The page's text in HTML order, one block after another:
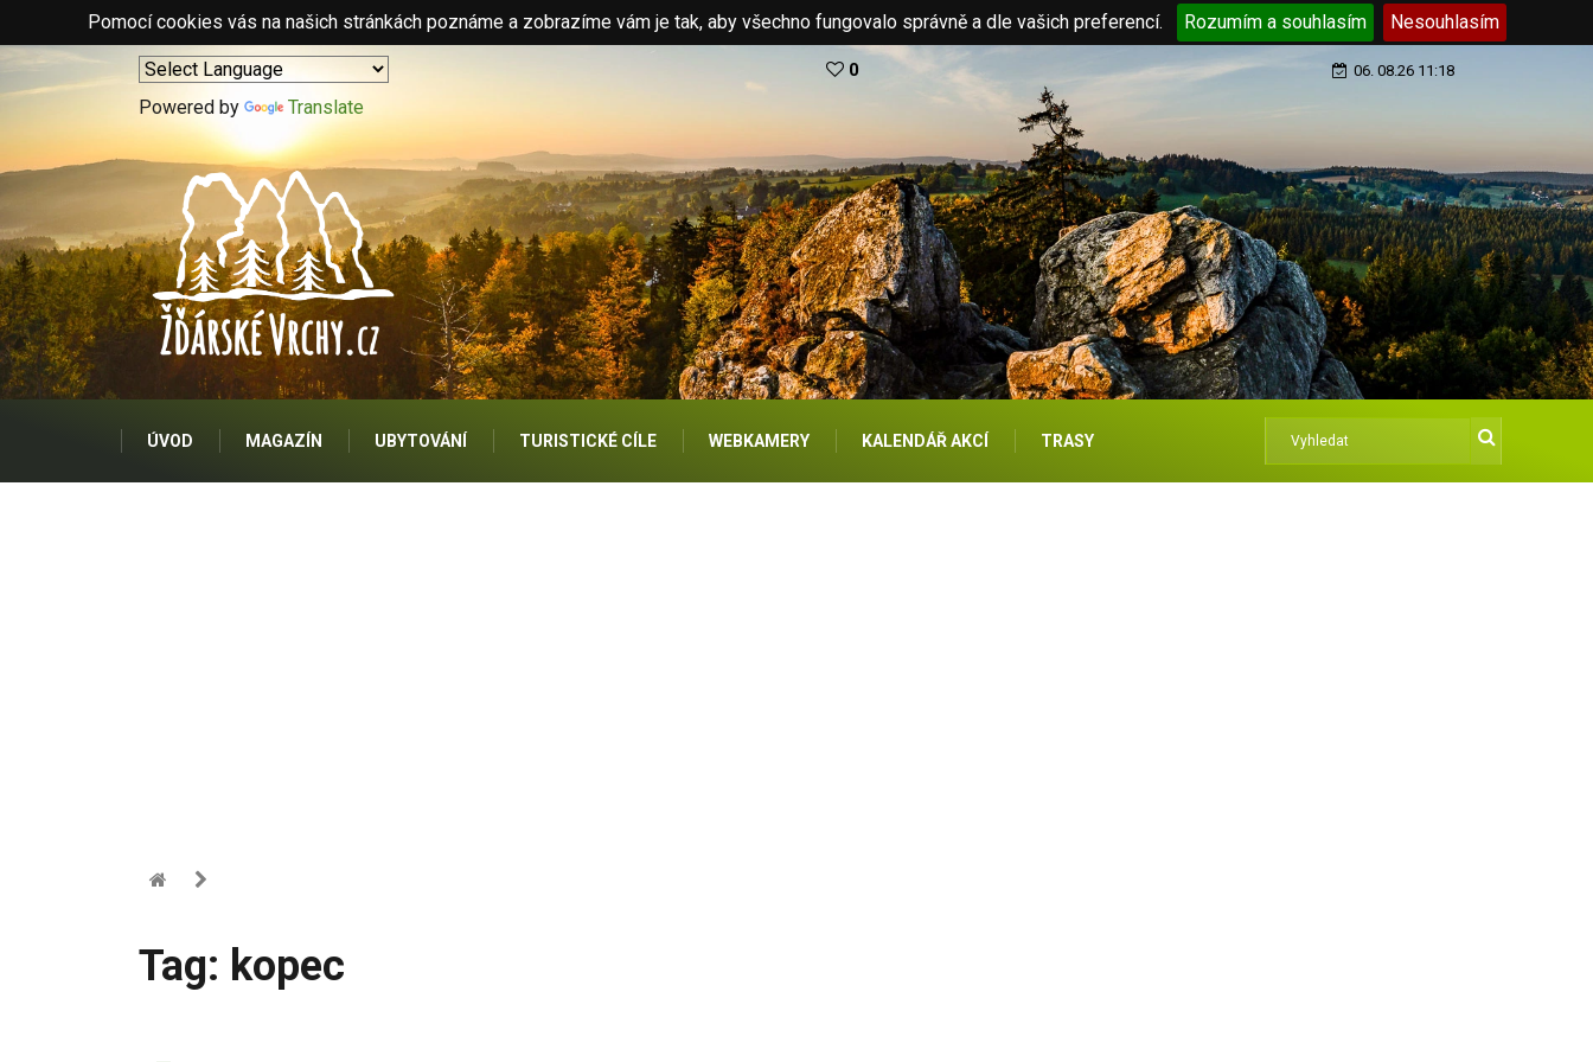
Pomocí cookies vás na našich stránkách poznáme a zobrazíme vám je tak, aby všechno fungovalo správně a dle vašich preferencí. Rozumím a souhlasím Nesouhlasím
Powered by Translate
0 06. 08.26 11:18
ÚVOD MAGAZÍN UBYTOVÁNÍ TURISTICKÉ CÍLE WEBKAMERY KALENDÁŘ AKCÍ TRASY
Tag: kopec